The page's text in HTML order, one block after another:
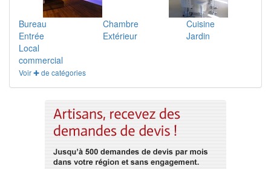
Bureau Chambre
Cuisine
Entrée
Extérieur
Jardin
Local
commercial
Voir ✚ de catégories